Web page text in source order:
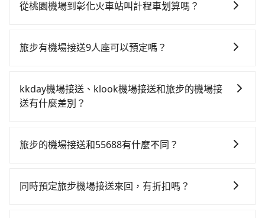
400元、車程約20分鐘。抵達高鐵站後，步行進站、現
票價540元，再用10分鐘出站、等待車站前排班的計程
小時47分鐘，假設4位同行，高鐵加轉乘之平均每人花費
為720元。但如果全程使用tripool並到府專車接送，則
240元的交通費，所以對於不是這麼趕時間的人來說，預
交通費用。
時不需要閉目養神（因為要自己開車），最重要的是你
$115~205承租小轎車，每公里再額外加收$3.2，從桃園
回），雖已將eTag和可能的每小時40元路邊停車費用預
估進去，但額外的汽車保險與可能的罰單都需自付。再
數超過四位，更是沒有較大的七人座或九人座可供選
修理，每一次租車都好像在開樂透一樣。另外，偶爾也
從桃園機場到彰化火車站叫計程車划算嗎？
灣大車隊、Uber、Line Taxi、Yoxi等，如果在路邊攔不
車看看。依照里程跳錶計算，價格約為3,985~4,800元
間，但如改預約tripool可省高達$2,100。但如果要考慮
市的30倍。綜合以上，無論在價格或服務品質上，
旅步有機場接送9人座可以預定嗎？
行。您可以在預定時選擇9人座車型，享受更舒適的乘車
體驗。
kkday機場接送、klook機場接送和旅步的機場接
送有什麼差別？
和專業服務，並提供線上客服服務及優於業界的取消政
司機的服務質量。
旅步的機場接送和55688有什麼不同？
旅步提供全台灣的機場接送服務，價格透明且無隱藏費
同時預定旅步機場接送來回，有折扣嗎？